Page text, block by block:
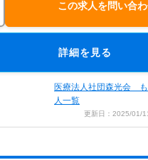
この求人を問い合
詳細を見る
医療法人社団森光会
人一覧
更新日：2025/01/